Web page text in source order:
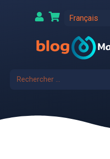
Français